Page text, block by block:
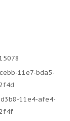
11e7-bda5-
11e4-afe4-